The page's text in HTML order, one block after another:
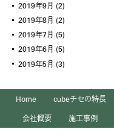
2019年9月 (2)
2019年8月 (2)
2019年7月 (5)
2019年6月 (5)
2019年5月 (3)
Home cubeチセの特長
会社概要
施工事例